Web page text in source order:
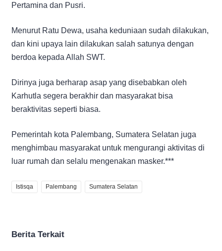
Pertamina dan Pusri.
Menurut Ratu Dewa, usaha keduniaan sudah dilakukan,
dan kini upaya lain dilakukan salah satunya dengan
berdoa kepada Allah SWT.
Dirinya juga berharap asap yang disebabkan oleh
Karhutla segera berakhir dan masyarakat bisa
beraktivitas seperti biasa.
Pemerintah kota Palembang, Sumatera Selatan juga
menghimbau masyarakat untuk mengurangi aktivitas di
luar rumah dan selalu mengenakan masker.***
Istisqa Palembang Sumatera Selatan
Berita Terkait